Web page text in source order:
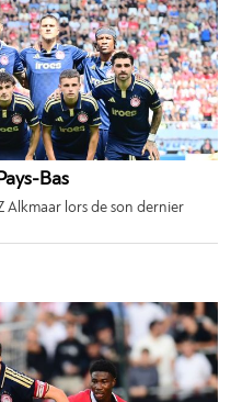
Bas
Alkmaar lors de son dernier